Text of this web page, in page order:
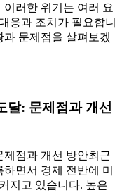
러한 위기는 여러 요
응과 조치가 필요합니
문제점을 살펴보겠
달: 문제점과 개선
제점과 개선 방안최근
면서 경제 전반에 미
지고 있습니다. 높은